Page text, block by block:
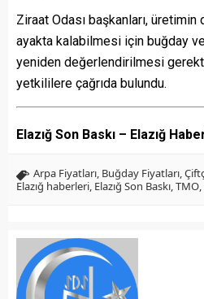
Ziraat Odası başkanları, üretimin
ayakta kalabilmesi için buğday ve
yeniden değerlendirilmesi
yetkililere çağrıda bulundu.
Elazığ Son Baskı – Elazığ
Arpa Fiyatları, Buğday Fiyatları,
Elazığ haberleri, Elazığ Son Baskı,TMO,